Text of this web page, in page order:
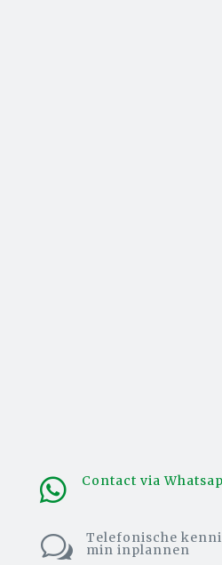
 Contact via
w Telefonische
min inplannen